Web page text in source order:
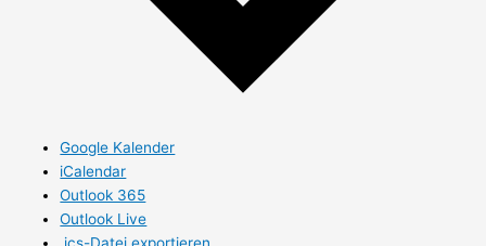
Google Kalender
iCalendar
Outlook 365
Outlook Live